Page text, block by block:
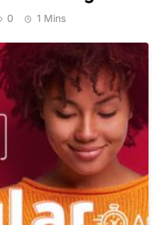
0 1 Mins